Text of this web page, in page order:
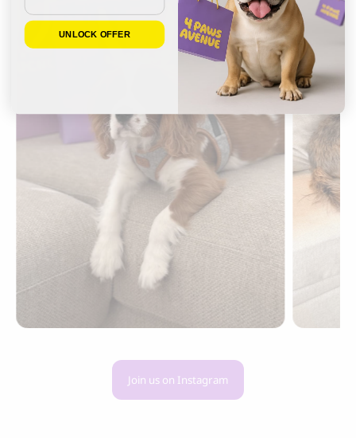
Join us on Instagram
UNLOCK OFFER